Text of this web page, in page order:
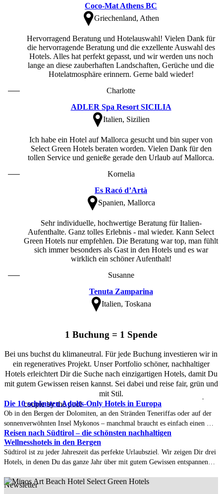
Coco-Mat Athens BC
Griechenland, Athen
Hervorragend Beratung und Hotelauswahl! Vielen Dank für
die hervorragende Beratung und die exzellente Auswahl des
Hotels. Alles hat perfekt gepasst, und wir werden uns noch
lange an diese zauberhaften Landschaften, Gerüche und die
Hotelatmosphäre erinnern. Gerne bald wieder!
Charlotte
ADLER Spa Resort SICILIA
Italien, Sizilien
Ich habe ein Hotel auf Mallorca gesucht und bin super von
Select Green Hotels beraten worden. Vielen Dank für den
tollen Service und genieße gerade den Urlaub auf Mallorca.
Kornelia
Es Racó d’Artà
Spanien, Mallorca
Sehr individuelle, hochwertige Beratung für Italien-
Aufenthalte. Ganz tolles Erlebnis - mal wieder. Kann Select
Green Hotels nur empfehlen. Die Beratung war top, man fühlt
sich immer besonders als Gast in den Hotels und es war
wirklich ein schöner Aufenthalt!
Susanne
Tenuta Zamparina
Italien, Toskana
1 Buchung = 1 Spende
Bei uns buchst du klimaneutral. Für jede Buchung investieren wir in
ein regeneratives Projekt. Unser Portfolio schöner, nachhaltiger
Hotels erleichtert Dir die Suche nach einzigartigen Hotels, damit Du
mit gutem Gewissen reisen kannst. Sei dabei und reise fair, grün und
mit Stil.
Die 10 schönsten Adults-Only Hotels in Europa
Ob in den Bergen der Dolomiten, an den Stränden Teneriffas oder auf der
sonnenverwöhnten Insel Mykonos – manchmal braucht es einfach einen Ort,
an dem alles ein wenig ruhiger ist. Ein Adults-Only Hotel bietet genau das
Reisen nach Südtirol – die schönsten nachhaltigen
Wellnesshotels in den Bergen
Südtirol ist zu jeder Jahreszeit das perfekte Urlaubsziel. Wir zeigen Dir drei
Hotels, in denen Du das ganze Jahr über mit gutem Gewissen entspannen
Newsletter